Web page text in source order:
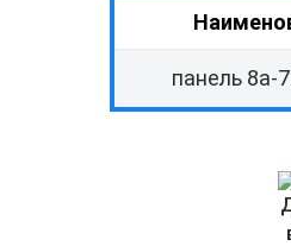
панель 8а-